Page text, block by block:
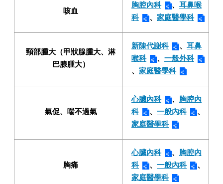
咳血
胸腔內科 、 耳鼻喉
科
、 家庭醫學科
頸部腫大（甲狀腺腫大、淋
巴腺腫大）
新陳代謝科 、 耳鼻
喉科
、 一般外科
、 家庭醫學科
氣促、喘不過氣
心臟內科 、 胸腔內
科
、 一般內科
、
家庭醫學科
胸痛
心臟內科 、 胸腔內
科
、 一般內科
、
家庭醫學科